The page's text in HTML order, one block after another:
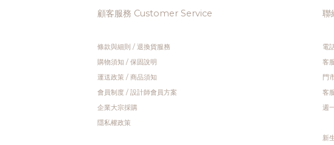
顧客服務 Customer Service
條款與細則 / 退換貨服務
購物須知 / 保固說明
運送政策 / 商品須知
會員制度 / 設計師會員方案
企業大宗採購
隱私權政策
聯
電
客
門
客
週
新